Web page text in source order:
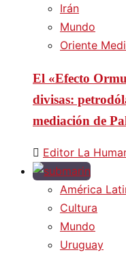
Irán
Mundo
Oriente
El «Efecto
divisas:
mediación de
Editor La
América
Cultura
Mundo
Uruguay